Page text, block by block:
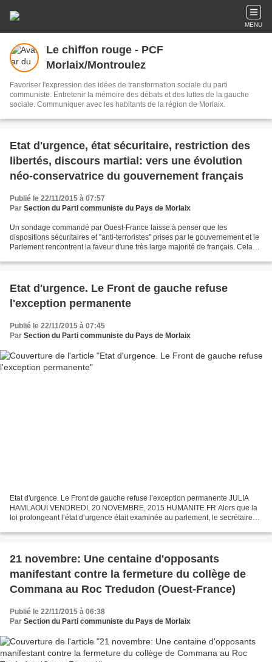
MENU
Le chiffon rouge - PCF
Morlaix/Montroulez
Favoriser l'expression des idées de transformation sociale du parti
communiste. Entretenir la mémoire des débats et des luttes de la gauche
sociale. Communiquer avec les habitants de la région de Morlaix.
Etat d'urgence, état sécuritaire, restriction des
libertés, discours martial: vers une évolution
néo-conservatrice du gouvernement français
Publié le 22/11/2015 à 07:57
Par Section du Parti communiste du Pays de Morlaix
Un sondage commandé par Ouest-France laisse à penser que les
dispositions sécuritaires et "anti-terroristes" prises par le gouvernement et le
Parlement rencontrent la faveur d'une très large majorité de français. Cela
Etat d'urgence. Le Front de gauche refuse
l'exception permanente
Publié le 22/11/2015 à 07:45
Par Section du Parti communiste du Pays de Morlaix
Etat d'urgence. Le Front de gauche refuse l’exception permanente JULIA
HAMLAOUI VENDREDI, 20 NOVEMBRE, 2015 HUMANITE.FR Alors que la
loi prolongeant l’état d’urgence était examinée au parlement, le secrétaire
21 novembre: Une centaine d'opposants
manifestant contre la fermeture du collège de
Commana au Roc Tredudon (Ouest-France)
Publié le 22/11/2015 à 06:38
Par Section du Parti communiste du Pays de Morlaix